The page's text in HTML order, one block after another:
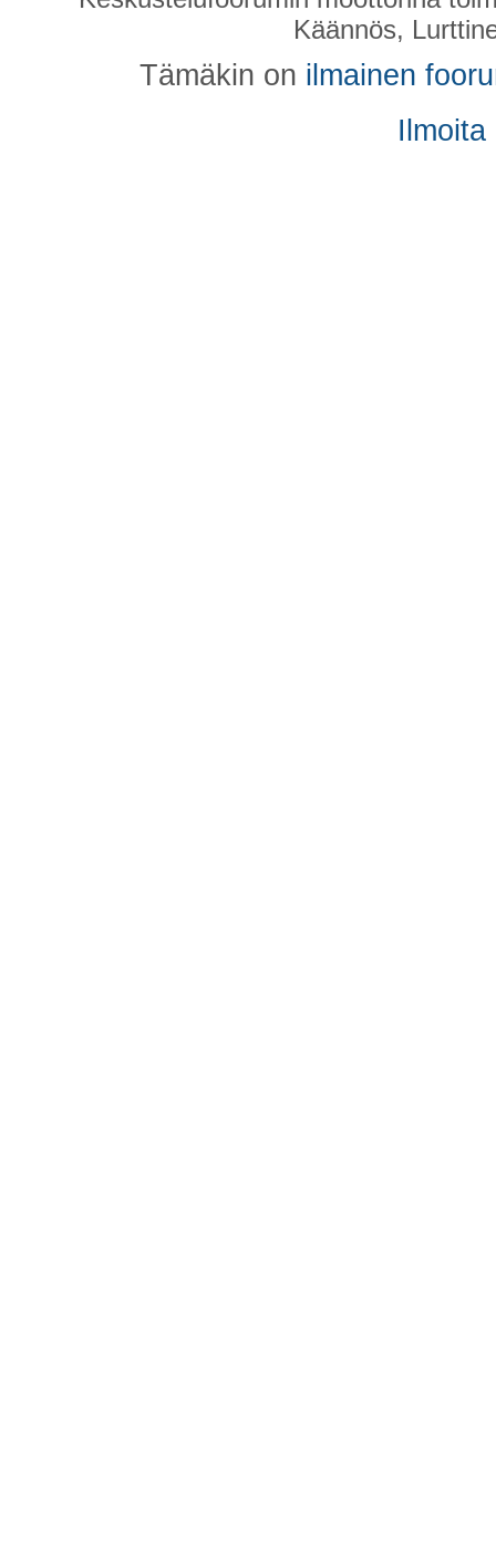
Käännös,
Tämäkin on ilmainen